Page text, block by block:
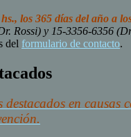
los 365 días del año a
Rossi) y 15-3356-6356
del formulario de contacto.
en causas